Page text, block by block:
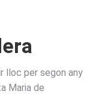
lloc per segon any
Maria de